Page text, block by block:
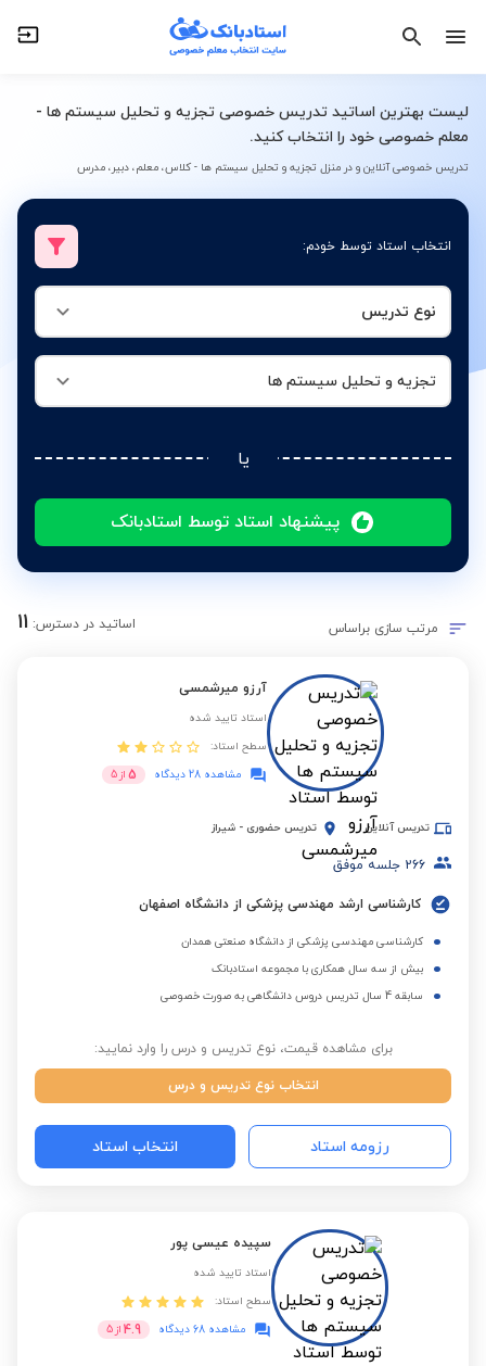
لیست بهترین اساتید تدریس خصوصی تجزیه و تحلیل سیستم ها -
معلم خصوصی خود را انتخاب کنید.
تدریس خصوصی آنلاین و در منزل تجزیه و تحلیل سیستم ها - کلاس، معلم، دبیر، مدرس
انتخاب استاد توسط خودم:
نوع تدریس
تجزیه و تحلیل سیستم ها
یا
پیشنهاد استاد توسط استادبانک
مرتب سازی براساس اساتید در دسترس: 11
آرزو میرشمسی
استاد تایید شده
سطح استاد:
مشاهده 28 دیدگاه
5 از 5
تدریس آنلاین تدریس حضوری - شیراز
266 جلسه موفق
کارشناسی ارشد مهندسی پزشکی از دانشگاه اصفهان
کارشناسی مهندسی پزشکی از دانشگاه صنعتی همدان
بیش از سه سال همکاری با مجموعه استادبانک
سابقه 4 سال تدریس دروس دانشگاهی به صورت خصوصی
برای مشاهده قیمت، نوع تدریس و درس را وارد نمایید:
انتخاب نوع تدریس و درس
رزومه استاد انتخاب استاد
سپیده عیسی پور
استاد تایید شده
سطح استاد:
مشاهده 68 دیدگاه
4.9 از 5